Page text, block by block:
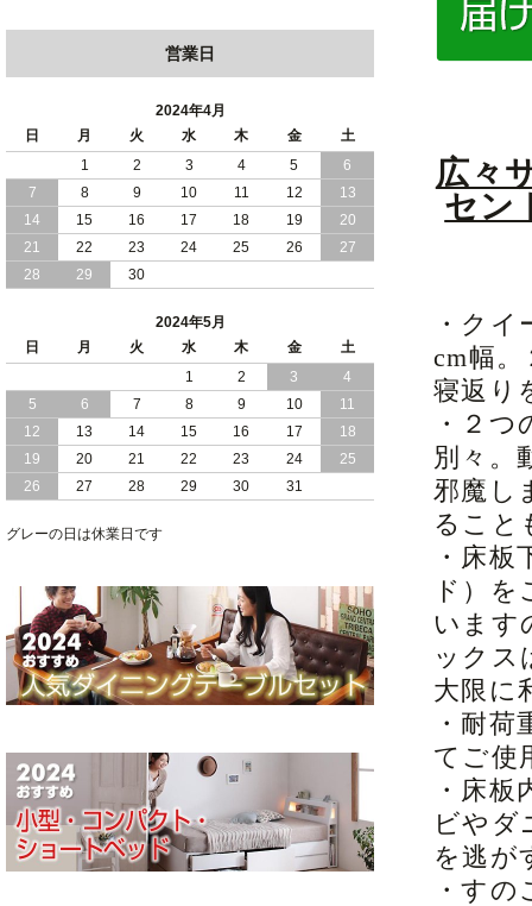
広々
セン
・ク
cm幅
寝返り
・２
別々。
邪魔し
ること
・床
ド）
います
ックス
大限に
・耐
てご使
・床
ビやダ
を逃が
・す
タイリッシュ 国産 日本製 チェスト ベ
2024/02/02
日本製 引出し 収納 と 棚 コンセント が
付いた シンプル デザイン チェスト ベ
ッド
2024/01/24
シンプル スタイリッシュ 引出し 収納
モダンライト コンセント 付き 日本製
2024/01/17
大人女子 に 人気 ホワイト ボディ 引き
出し 収納 付き チェスト ベッド 日本製
2024/01/06
おすすめ ヘッドボードレス 大容量 引出
し 収納 チェスト ベッド
2023/12/30
引き出し 5杯 収納庫 付き で 収納力 抜
ト ベッド
営業日
2024年4月
日
月 火 水 木 金
土
1
2 3 4 5
6
7
8 9 10 11 12
13
14
15 16 17 18 19
20
21
22 23 24 25 26
27
28
29 30
2024年5月
日
月 火 水 木 金
土
1
2 3
4
5
6 7 8 9 10
11
12
13 14 15 16 17
18
19
20 21 22 23 24
25
26
27 28 29 30 31
グレーの日は休業日です